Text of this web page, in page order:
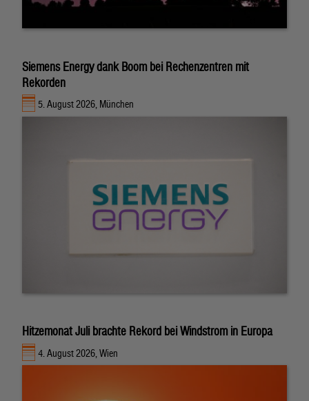
Siemens Energy dank Boom bei Rechenzentren mit
Rekorden
5. August 2026, München
Hitzemonat Juli brachte Rekord bei Windstrom in Europa
4. August 2026, Wien